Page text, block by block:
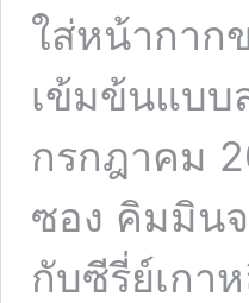
ใส่หน้ากาก
เข้มข้นแบบ
กรกฎาคม
ซอง คิมมิน
กับซีรี่ย์เกา